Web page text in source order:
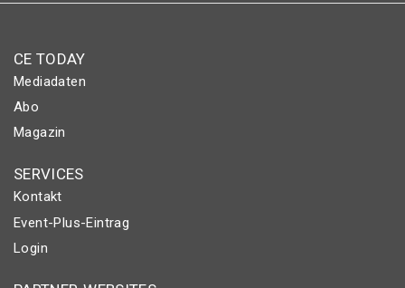
CE TODAY
Mediadaten
Abo
Magazin
SERVICES
Kontakt
Event-Plus-Eintrag
Login